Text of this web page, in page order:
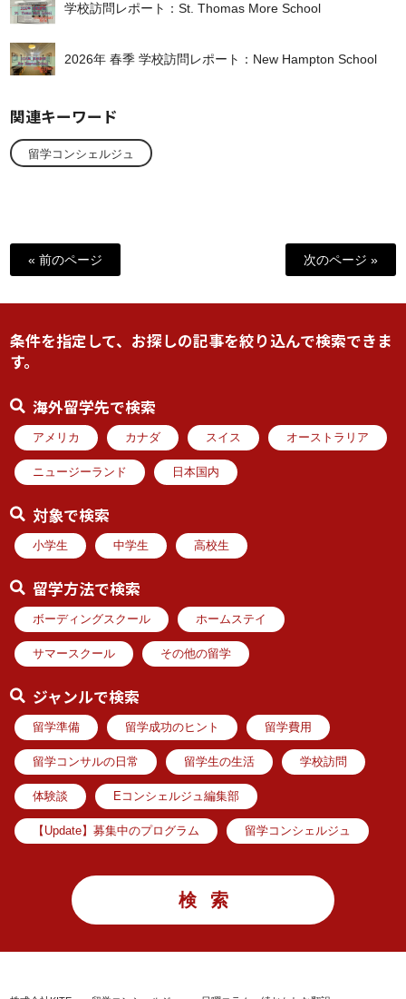
学校訪問レポート：St. Thomas More School
2026年 春季 学校訪問レポート：New Hampton School
関連キーワード
留学コンシェルジュ
« 前のページ 次のページ »
条件を指定して、お探しの記事を絞り込んで検索できま
す。
海外留学先で検索
アメリカ カナダ スイス オーストラリア
ニュージーランド 日本国内
対象で検索
小学生 中学生 高校生
留学方法で検索
ボーディングスクール ホームステイ
サマースクール その他の留学
ジャンルで検索
留学準備 留学成功のヒント 留学費用
留学コンサルの日常 留学生の生活 学校訪問
体験談 Eコンシェルジュ編集部
【Update】募集中のプログラム 留学コンシェルジュ